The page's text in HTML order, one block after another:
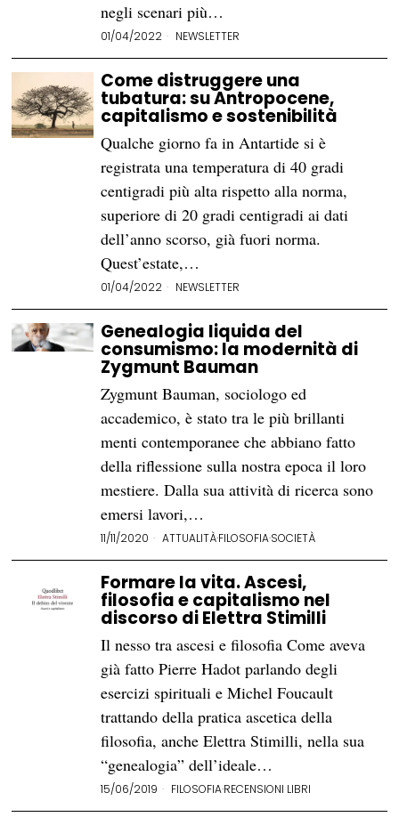
negli scenari più…
01/04/2022 NEWSLETTER
Come distruggere una
tubatura: su Antropocene,
capitalismo e sostenibilità
Qualche giorno fa in Antartide si è
registrata una temperatura di 40 gradi
centigradi più alta rispetto alla norma,
superiore di 20 gradi centigradi ai dati
dell’anno scorso, già fuori norma.
Quest’estate,…
01/04/2022 NEWSLETTER
Genealogia liquida del
consumismo: la modernità di
Zygmunt Bauman
Zygmunt Bauman, sociologo ed
accademico, è stato tra le più brillanti
menti contemporanee che abbiano fatto
della riflessione sulla nostra epoca il loro
mestiere. Dalla sua attività di ricerca sono
emersi lavori,…
11/11/2020 ATTUALITÀ·FILOSOFIA·SOCIETÀ
Formare la vita. Ascesi,
filosofia e capitalismo nel
discorso di Elettra Stimilli
Il nesso tra ascesi e filosofia Come aveva
già fatto Pierre Hadot parlando degli
esercizi spirituali e Michel Foucault
trattando della pratica ascetica della
filosofia, anche Elettra Stimilli, nella sua
“genealogia” dell’ideale…
15/06/2019 FILOSOFIA·RECENSIONI LIBRI